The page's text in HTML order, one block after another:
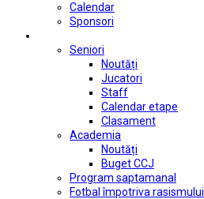
Calendar
Sponsori
Seniori
Noutăți
Jucatori
Staff
Calendar etape
Clasament
Academia
Noutăți
Buget CCJ
Program saptamanal
Fotbal împotriva rasismului